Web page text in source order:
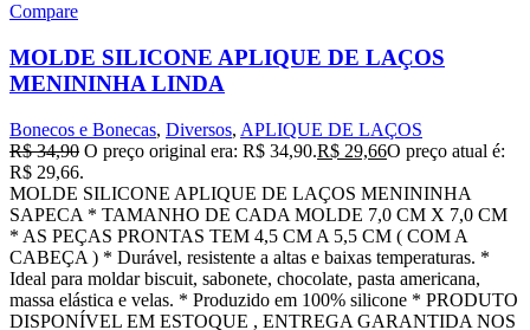
Compare
MOLDE SILICONE APLIQUE DE LAÇOS
MENININHA LINDA
Bonecos e Bonecas, Diversos, APLIQUE DE LAÇOS
R$34,90 O preço original era: R$ 34,90.R$ 29,66O preço atual é:
R$ 29,66.
MOLDE SILICONE APLIQUE DE LAÇOS MENININHA
SAPECA * TAMANHO DE CADA MOLDE 7,0 CM X 7,0 CM
* AS PEÇAS PRONTAS TEM 4,5 CM A 5,5 CM ( COM A
CABEÇA ) * Durável, resistente a altas e baixas temperaturas. *
Ideal para moldar biscuit, sabonete, chocolate, pasta americana,
massa elástica e velas. * Produzido em 100% silicone * PRODUTO
DISPONÍVEL EM ESTOQUE , ENTREGA GARANTIDA NOS